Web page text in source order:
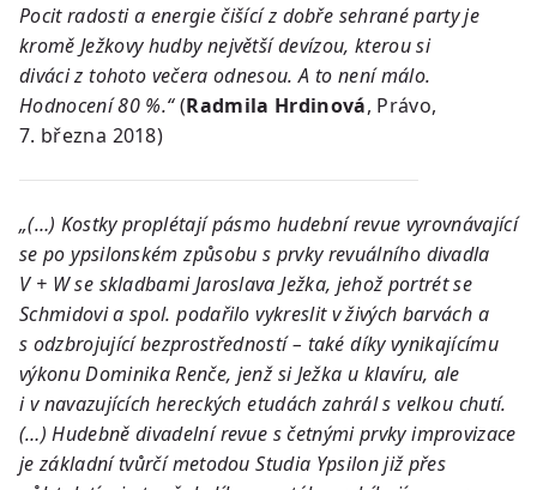
Pocit radosti a energie čišící z dobře sehrané party je
kromě Ježkovy hudby největší devízou, kterou si
diváci z tohoto večera odnesou. A to není málo.
Hodnocení 80 %.“(Radmila Hrdinová, Právo,
7. března 2018)
„(…) Kostky proplétají pásmo hudební revue vyrovnávající
se po ypsilonském způsobu s prvky revuálního divadla
V + W se skladbami Jaroslava Ježka, jehož portrét se
Schmidovi a spol. podařilo vykreslit v živých barvách a
s odzbrojující bezprostředností – také díky vynikajícímu
výkonu Dominika Renče, jenž si Ježka u klavíru, ale
i v navazujících hereckých etudách zahrál s velkou chutí.
(…) Hudebně divadelní revue s četnými prvky improvizace
je základní tvůrčí metodou Studia Ypsilon již přes